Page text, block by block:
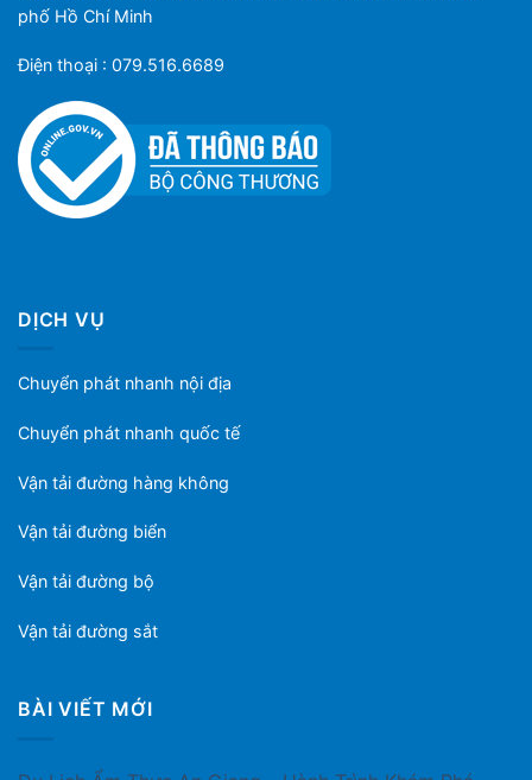
phố Hồ Chí Minh
Điện thoại : 079.516.6689
DỊCH VỤ
Chuyển phát nhanh nội địa
Chuyển phát nhanh quốc tế
Vận tải đường hàng không
Vận tải đường biển
Vận tải đường bộ
Vận tải đường sắt
BÀI VIẾT MỚI